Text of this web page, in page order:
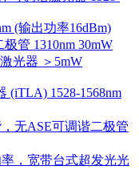
(输出功率16dBm)
管 1310nm 30mW
光器 ＞5mW
(iTLA) 1528-1568nm
无ASE可调谐二极管
率，宽带台式超发光光